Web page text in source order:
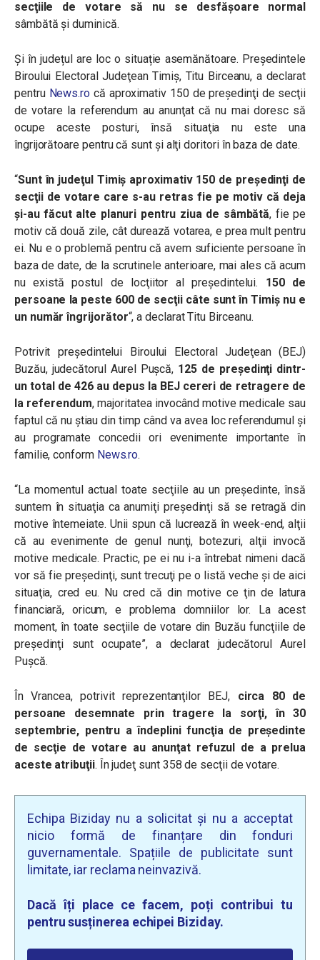
secţiile de votare să nu se desfăşoare normal
sâmbătă şi duminică.
Și în județul are loc o situație asemănătoare. Preşedintele
Biroului Electoral Judeţean Timiş, Titu Birceanu, a declarat
pentru News.ro că aproximativ 150 de preşedinţi de secţii
de votare la referendum au anunţat că nu mai doresc să
ocupe aceste posturi, însă situaţia nu este una
îngrijorătoare pentru că sunt şi alţi doritori în baza de date.
“Sunt în judeţul Timiş aproximativ 150 de preşedinţi de
secţii de votare care s-au retras fie pe motiv că deja
şi-au făcut alte planuri pentru ziua de sâmbătă, fie pe
motiv că două zile, cât durează votarea, e prea mult pentru
ei. Nu e o problemă pentru că avem suficiente persoane în
baza de date, de la scrutinele anterioare, mai ales că acum
nu există postul de locţiitor al preşedintelui. 150 de
persoane la peste 600 de secţii câte sunt în Timiş nu e
un număr îngrijorător“, a declarat Titu Birceanu.
Potrivit preşedintelui Biroului Electoral Judeţean (BEJ)
Buzău, judecătorul Aurel Puşcă, 125 de preşedinţi dintr-
un total de 426 au depus la BEJ cereri de retragere de
la referendum, majoritatea invocând motive medicale sau
faptul că nu ştiau din timp când va avea loc referendumul şi
au programate concedii ori evenimente importante în
familie, conform News.ro.
“La momentul actual toate secţiile au un preşedinte, însă
suntem în situaţia ca anumiţi preşedinţi să se retragă din
motive întemeiate. Unii spun că lucrează în week-end, alţii
că au evenimente de genul nunţi, botezuri, alţii invocă
motive medicale. Practic, pe ei nu i-a întrebat nimeni dacă
vor să fie preşedinţi, sunt trecuţi pe o listă veche şi de aici
situaţia, cred eu. Nu cred că din motive ce ţin de latura
financiară, oricum, e problema domniilor lor. La acest
moment, în toate secţiile de votare din Buzău funcţiile de
preşedinţi sunt ocupate”, a declarat judecătorul Aurel
Puşcă.
În Vrancea, potrivit reprezentanţilor BEJ, circa 80 de
persoane desemnate prin tragere la sorţi, în 30
septembrie, pentru a îndeplini funcţia de preşedinte
de secţie de votare au anunţat refuzul de a prelua
aceste atribuţii. În judeţ sunt 358 de secţii de votare.
Echipa Biziday nu a solicitat și nu a acceptat
nicio formă de finanțare din fonduri
guvernamentale. Spațiile de publicitate sunt
limitate, iar reclama neinvazivă.
Dacă îți place ce facem, poți contribui tu
pentru susținerea echipei Biziday.